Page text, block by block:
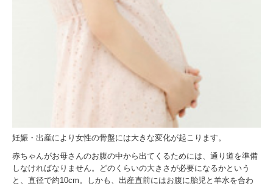
妊娠・出産により女性の骨盤には大きな変化が起こります。
赤ちゃんがお母さんのお腹の中から出てくるためには、通り道を準備
しなければなりません。どのくらいの大きさが必要になるかという
と、直径で約10cm。しかも、出産直前にはお腹に胎児と羊水を合わ